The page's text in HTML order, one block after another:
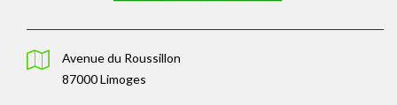
Avenue du Roussillon
87000 Limoges